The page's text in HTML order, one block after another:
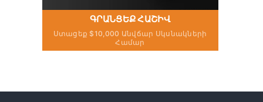
ԳՐԱՆՑԵՔ ՀԱՇԻՎ
Ստացեք $10,000 Անվճար Սկսնակների
Համար